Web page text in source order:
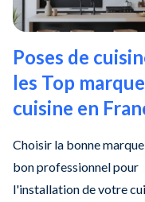
Poses de
les Top
cuisine en
Choisir la bonne
bon professionnel pour
l'installation de votre